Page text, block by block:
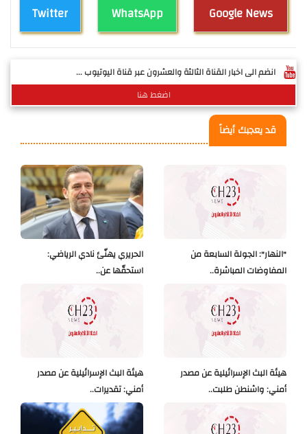
Twitter WhatsApp Google News
انضم الى اخبار القناة الثالثة والعشرون عبر قناة اليوتيوب ...
اضغط هنا
قد يعجبك أيضاً
الحريري يهنّئ نادي الرياضي:
استحقّها عن..
"النهار": الجولة السابعة من
المفاوضات المباشرة..
هيئة البث الإسرائيلية عن مصدر
أمني: تقديرات..
هيئة البث الإسرائيلية عن مصدر
أمني: واشنطن طلبت..